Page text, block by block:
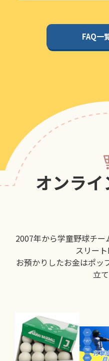
FAQ一
オンラ
2007年から学童野球チ
スリート
お預かりしたお金はポッ
立て